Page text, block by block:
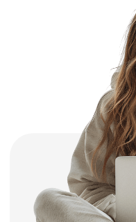
автошколы к
экзамена с первого раза,
получению прав и
управлению автомобилем.